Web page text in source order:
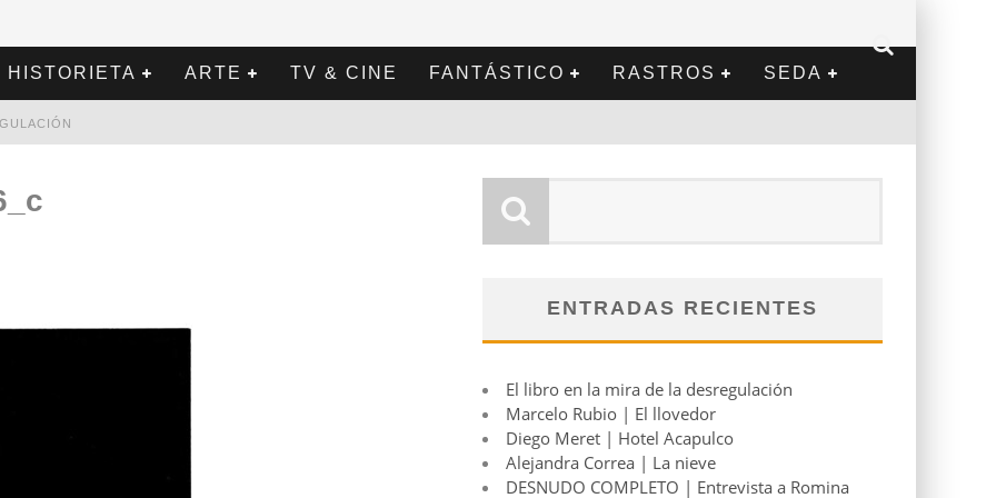
HISTORIETA ARTE TV & CINE FANTÁSTICO RASTROS SEDA
ENTRADAS RECIENTES
El libro en la mira de la desregulación
Marcelo Rubio | El llovedor
Diego Meret | Hotel Acapulco
Alejandra Correa | La nieve
DESNUDO COMPLETO | Entrevista a Romina